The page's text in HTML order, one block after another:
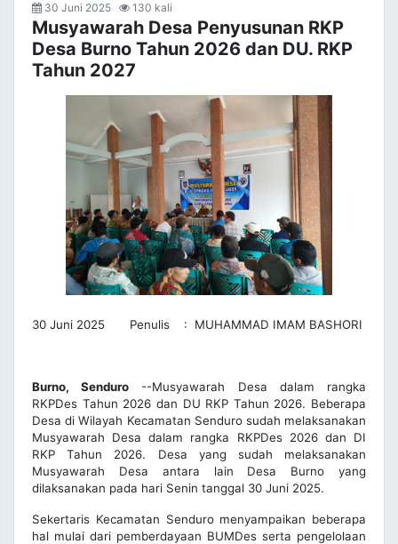
30 Juni 2025 130 kali
Musyawarah Desa Penyusunan RKP
Desa Burno Tahun 2026 dan DU. RKP
Tahun 2027
30 Juni 2025 Penulis : MUHAMMAD IMAM BASHORI
Burno, Senduro --Musyawarah Desa dalam rangka
RKPDes Tahun 2026 dan DU RKP Tahun 2026. Beberapa
Desa di Wilayah Kecamatan Senduro sudah melaksanakan
Musyawarah Desa dalam rangka RKPDes 2026 dan DI
RKP Tahun 2026. Desa yang sudah melaksanakan
Musyawarah Desa antara lain Desa Burno yang
dilaksanakan pada hari Senin tanggal 30 Juni 2025.
Sekertaris Kecamatan Senduro menyampaikan beberapa
hal mulai dari pemberdayaan BUMDes serta pengelolaan